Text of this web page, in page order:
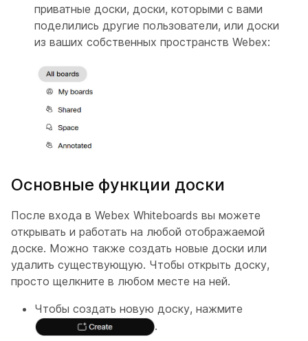
приватные доски, доски, которыми с вами
поделились другие пользователи, или доски
из ваших собственных пространств Webex:
Основные функции доски
После входа в Webex Whiteboards вы можете
открывать и работать на любой отображаемой
доске. Можно также создать новые доски или
удалить существующую. Чтобы открыть доску,
просто щелкните в любом месте на ней.
Чтобы создать новую доску, нажмите
.